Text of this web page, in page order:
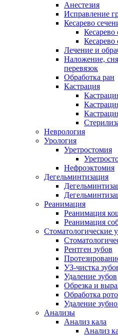
Анестезия
Исправление
Кесарево
Кесарево
Кесарево
Лечение и
Наложение,
перевязок
Обработка ран
Кастрация
Неврология
Урология
Уретростомия
Нефроэктомия
Дегельминтизация
Реанимация
Реанимация
Реанимация
Стоматологические
Рентген зубов
УЗ-чистка
Удаление зубов
Обрезка и
Обработка
Удаление
Анализы
Анализ кала
Анализ